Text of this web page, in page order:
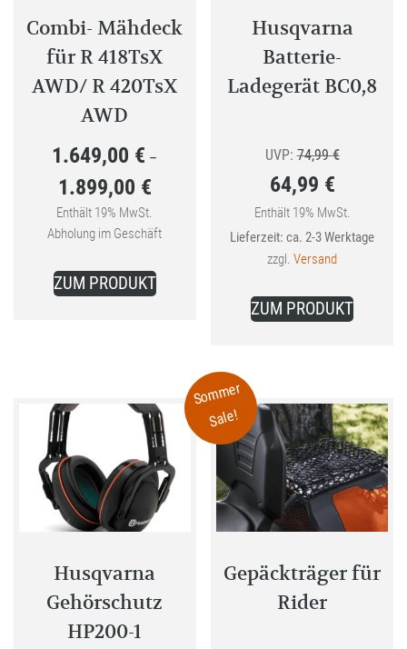
Combi- Mähdeck
für R 418TsX
AWD/ R 420TsX
AWD
1.649,00 € –
1.899,00 €Preisspanne:
1.649,00 €
bis
1.899,00 €
Enthält 19% MwSt.
Abholung im Geschäft
ZUM PRODUKTProdukt
Varianten
Die
Optionen
können
auf
der
werden
Husqvarna
Batterie-
Ladegerät BC0,8
UVP: 74,99€
war:
74,99 €
64,99 €
Aktueller
Preis
64,99 €.
Enthält 19% MwSt.
Lieferzeit: ca. 2-3 Werktage
zzgl.Versand
ZUM PRODUKT
Husqvarna
Gehörschutz
HP200-1
Sommer
Sale!
Gepäckträger für
Rider